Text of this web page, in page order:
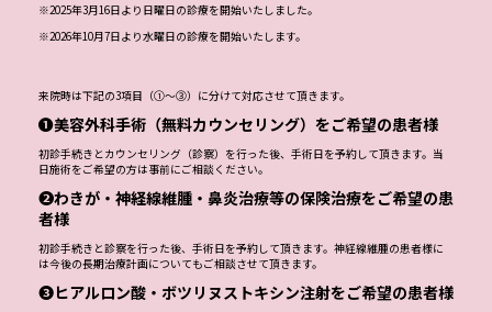
※2025年3月16日より日曜日の診療を開始いたしました。
※2026年10月7日より水曜日の診療を開始いたします。
来院時は下記の3項目（①～③）に分けて対応させて頂きます。
❶美容外科手術（無料カウンセリング）をご希望の患者様
初診手続きとカウンセリング（診察）を行った後、手術日を予約して頂きます。当
日施術をご希望の方は事前にご相談ください。
❷わきが・神経線維腫・鼻炎治療等の保険治療をご希望の患
者様
初診手続きと診察を行った後、手術日を予約して頂きます。神経線維腫の患者様に
は今後の長期治療計画についてもご相談させて頂きます。
❸ヒアルロン酸・ボツリヌストキシン注射をご希望の患者様